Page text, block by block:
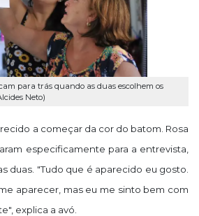
para trás quando as duas escolhem os
Neto)
a começar da cor do batom. Rosa
especificamente para a entrevista,
duas. "Tudo que é aparecido eu gosto.
aparecer, mas eu me sinto bem com
explica a avó.